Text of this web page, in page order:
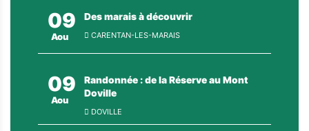
09
Aou
Des marais à découvrir
CARENTAN-LES-MARAIS
09
Aou
Randonnée : de la Réserve au Mont
Doville
DOVILLE